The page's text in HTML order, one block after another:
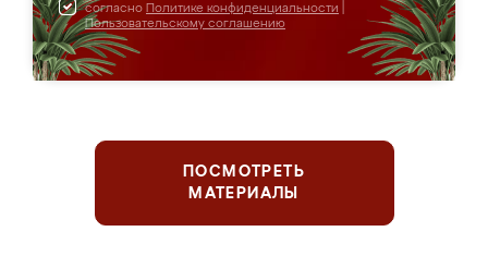
согласно Политике конфиденциальности
Пользовательскому соглашению
ПОСМОТРЕТЬ
МАТЕРИАЛЫ